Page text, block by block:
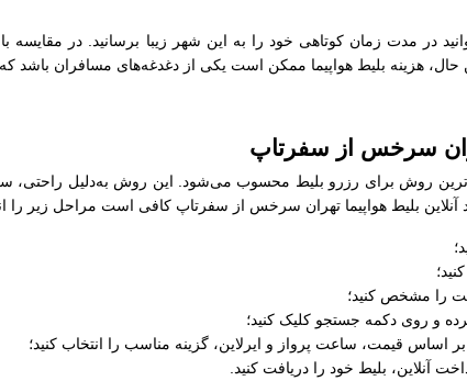
در مدت زمان کوتاهی خود را به این شهر زیبا برسانید. در
حال، هزینه بلیط هواپیما ممکن است یکی از دغدغه‌های مسافران باشد
سرخس از سفرتاپ
روش برای رزرو بلیط محسوب می‌شود. این روش به‌دلیل راحتی،
آنلاین بلیط هواپیما تهران سرخس از سفرتاپ کافی است مراحل زیر را
را مشخص کنید؛
و روی دکمه جستجو کلیک کنید؛
اساس قیمت، ساعت پرواز و ایرلاین، گزینه مناسب را انتخاب کنید؛
آنلاین، بلیط خود را دریافت کنید.